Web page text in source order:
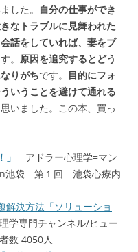
した。 自分の仕事ができ
なトラブルに見舞われた
話をしていれば、妻をブ
。 原因を追究するとどう
りがちです。 目的にフォ
いうことを避けて通れる
いました。この本、買っ
アドラー心理学=マン
池袋 第１回 池袋心療内
解決方法「ソリューショ
学専門チャンネル/ヒュー
数 4050人